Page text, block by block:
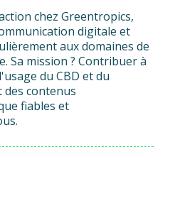
chez Greentropics,
digitale et
aux domaines de
Sa mission ? Contribuer à
du CBD et du
contenus
fiables et